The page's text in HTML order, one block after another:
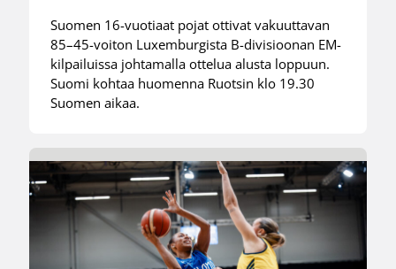
Suomen 16-vuotiaat pojat ottivat vakuuttavan
85–45-voiton Luxemburgista B-divisioonan EM-
kilpailuissa johtamalla ottelua alusta loppuun.
Suomi kohtaa huomenna Ruotsin klo 19.30
Suomen aikaa.